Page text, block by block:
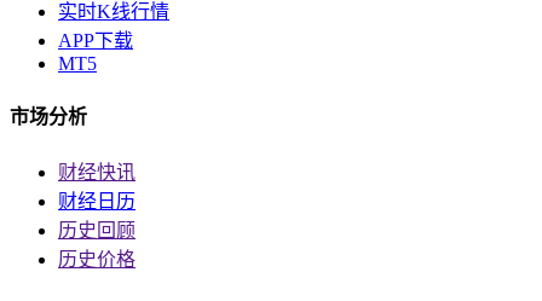
实时K线行情
APP下载
MT5
市场分析
财经快讯
财经日历
历史回顾
历史价格